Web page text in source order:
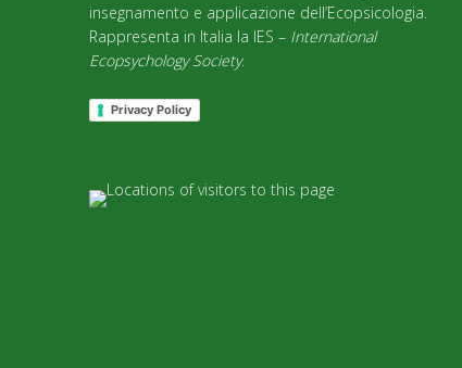
insegnamento e applicazione dell’Ecopsicologia.
Rappresenta in Italia la IES – International
Ecopsychology Society.
Privacy Policy